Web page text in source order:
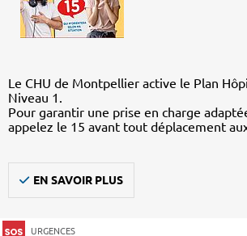
Le CHU de Montpellier active le Plan
Niveau 1.
Pour garantir une prise en charge
appelez le 15 avant tout déplacement
EN SAVOIR PLUS
URGENCES